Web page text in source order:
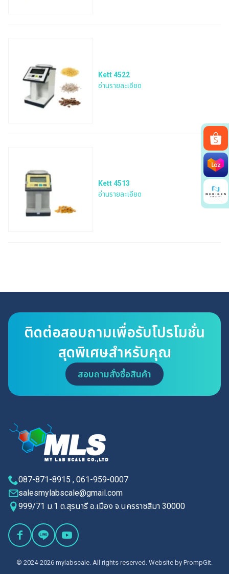
for:
Kett 4522
อ่านรายละเอียด
Kett 4513
อ่านรายละเอียด
ติดต่อสอบถามเพื่อรับโปรโมชั่น
สุดพิเศษสำหรับคุณ
สอบถามสั่งซื้อสินค้า
087-871-8915 , 061-959-0007
salesmylabscale@gmail.com
999/71 ม.1 ต.สุรนารี อ.เมือง จ.นครราชสีมา 30000
© 2024-2026 mylabscale. All rights reserved. Website by PrompGit.